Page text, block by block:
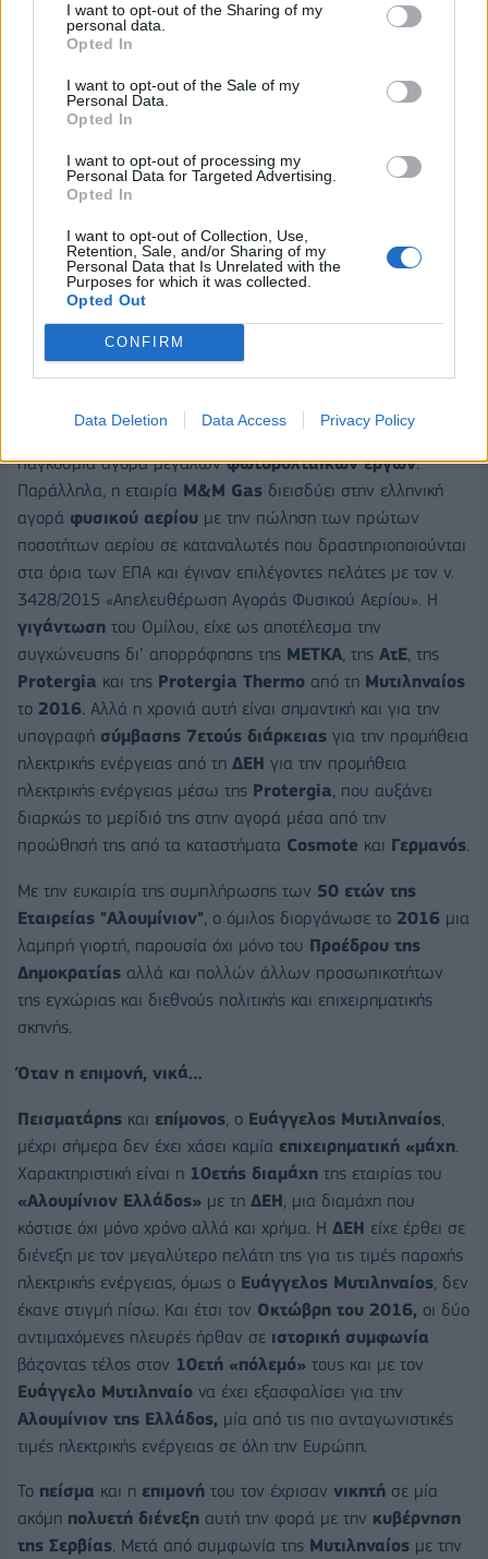
I want to opt-out of the Sharing of my
personal data.
Opted In
I want to opt-out of the Sale of my
Personal Data.
Opted In
I want to opt-out of processing my
Personal Data for Targeted Advertising.
Opted In
I want to opt-out of Collection, Use,
Retention, Sale, and/or Sharing of my
Personal Data that Is Unrelated with the
Purposes for which it was collected.
Opted Out
CONFIRM
Data Deletion Data Access Privacy Policy
αναλαμβάνει την κατασκευή της μεγαλύτερης μονάδας
ηλεκτροπαραγωγής στη
Τα χρόνια περνούν, οι εταιρίες δουλεύουν «ρολόι» και
υπογράφουν σημαντικές
συμμετοχή και σεεγχώριοεπίπεδο, όπως με την συμφωνία
ΜΕΤΚΑτο2014
γραμμής υψηλής ταχύτητας στην Ελλάδα
Protergiaστην Ελλάδα γίνεται πλέον αισθητή και η
εταιρία ξεκινά να προσφέρειηλεκτρικό ρεύμα
επιχειρήσεις, επαγγελματίες και νοικοκυριά αυξάνοντας
διαρκώς το ποσοστό της.
ΟΕυάγγελος Μυτιληναίος, δεν σταματά λεπτό να
σκέφτεται, να επινοεί και να δημιουργεί. Το
παγκόσμια αγορά μεγάλωνφωτοβολταϊκών έργων.
Παράλληλα, η εταιρία Μ&Μ Gas διεισδύει στην ελληνική
αγορά φυσικού αερίου με την πώληση των πρώτων
ποσοτήτων αερίου σε καταναλωτές που δραστηριοποιούνται
στα όρια των ΕΠΑ και έγιναν επιλέγοντες πελάτες με τον ν.
3428/2015 «Απελευθέρωση Αγοράς Φυσικού Αερίου». Η
γιγάντωση του Ομίλου, είχε ως αποτέλεσμα την
συγχώνευσης δι’ απορρόφησης της ΜΕΤΚΑ, της ΑτΕ, της
Protergia και της Protergia Thermo από τη Μυτιληναίος
το 2016. Αλλά η χρονιά αυτή είναι σημαντική και για την
υπογραφή σύμβασης 7ετούς διάρκειας για την προμήθεια
ηλεκτρικής ενέργειας από τη ΔΕΗ για την προμήθεια
ηλεκτρικής ενέργειας μέσω της Protergia, που αυξάνει
διαρκώς το μερίδιό της στην αγορά μέσα από την
προώθησή της από τα καταστήματα Cosmote και Γερμανός.
Με την ευκαιρία της συμπλήρωσης των 50 ετών της
Εταιρείας "Αλουμίνιον", ο όμιλος διοργάνωσε το 2016 μια
λαμπρή γιορτή, παρουσία όχι μόνο του Προέδρου της
Δημοκρατίας αλλά και πολλών άλλων προσωπικοτήτων
της εγχώριας και διεθνούς πολιτικής και επιχειρηματικής
σκηνής.
Όταν η επιμονή, νικά…
Πεισματάρης και επίμονος , ο Ευάγγελος Μυτιληναίος
μέχρι σήμερα δεν έχει χάσει καμία επιχειρηματική «μάχη.
Χαρακτηριστική είναι η 10ετής διαμάχη της εταιρίας του
«Αλουμίνιον Ελλάδος» με τη ΔΕΗ , μια διαμάχη που
κόστισε όχι μόνο χρόνο αλλά και χρήμα. Η ΔΕΗ είχε έρθει σε
διένεξη με τον μεγαλύτερο πελάτη της για τις τιμές παροχής
ηλεκτρικής ενέργειας, όμως ο Ευάγγελος Μυτιληναίος , δεν
έκανε στιγμή πίσω. Και έτσι τον Οκτώβρη του 2016, οι δύο
αντιμαχόμενες πλευρές ήρθαν σε ιστορική συμφωνία
βάζοντας τέλος στον 10ετή «πόλεμό» τους και με τον
Ευάγγελο Μυτιληναίο να έχει εξασφαλίσει για την
Αλουμίνιον της Ελλάδος, μία από τις πιο ανταγωνιστικές
τιμές ηλεκτρικής ενέργειας σε όλη την Ευρώπη.
Το πείσμα και η επιμονή του τον έχρισαν νικητή σε μία
ακόμη πολυετή διένεξη αυτή την φορά με την κυβέρνηση
της Σερβίας. Μετά από συμφωνία της Μυτιληναίος με την